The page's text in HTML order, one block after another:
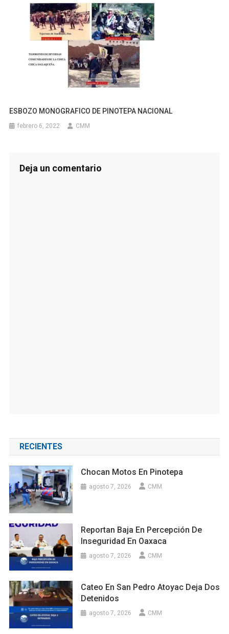
ESBOZO MONOGRAFICO DE PINOTEPA NACIONAL
febrero 6, 2022 CMM
Deja un comentario
RECIENTES
Chocan Motos En Pinotepa
agosto 7, 2026 CMM
Reportan Baja En Percepción De
Inseguridad En Oaxaca
agosto 7, 2026 CMM
Cateo En San Pedro Atoyac Deja Dos
Detenidos
agosto 7, 2026 CMM